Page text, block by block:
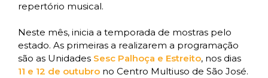
repertório musical.
Neste mês, inicia a temporada de mostras pelo
estado. As primeiras a realizarem a programação
são as Unidades Sesc Palhoça e Estreito, nos dias
11 e 12 de outubro no Centro Multiuso de São José.